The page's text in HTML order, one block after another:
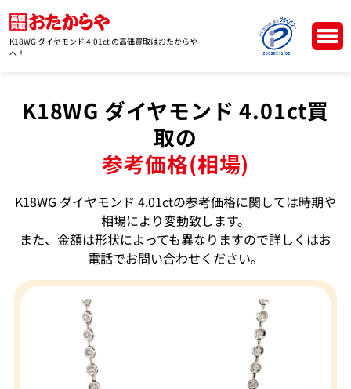
K18WG ダイヤモンド 4.01ct の高価買取はおたからや
へ！
K18WG ダイヤモンド 4.01ct買
取の
参考価格(相場)
K18WG ダイヤモンド 4.01ctの参考価格に関しては時期や
相場により変動致します。
また、金額は形状によっても異なりますので詳しくはお
電話でお問い合わせください。